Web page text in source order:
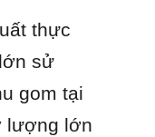
thực
sử
gom tại
lượng lớn